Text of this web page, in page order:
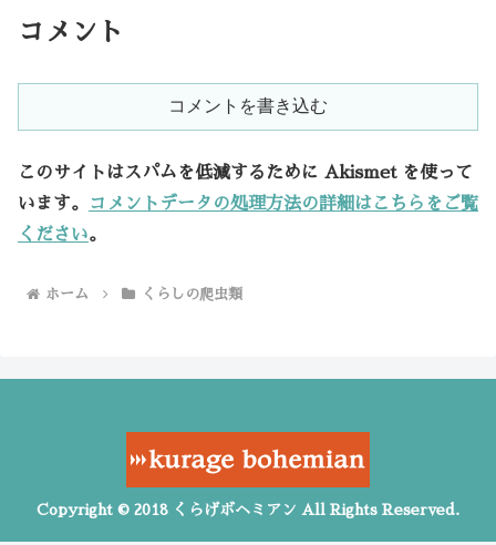
コメント
コメントを書き込む
このサイトはスパムを低減するために Akismet を使って
います。
コメントデータの処理方法の詳細はこちらをご覧
ください。
ホーム くらしの爬虫類
Copyright © 2018 くらげボヘミアン All Rights Reserved.